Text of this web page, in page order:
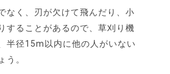
なく、刃が欠けて飛んだり、小
することがあるので、草刈り機
半径15m以内に他の人がいない
う。